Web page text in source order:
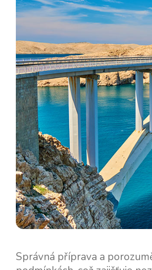
Správná příprava a